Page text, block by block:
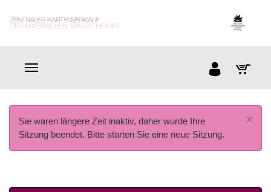
×
Sie waren längere Zeit inaktiv, daher wurde Ihre
Sitzung beendet. Bitte starten Sie eine neue Sitzung.